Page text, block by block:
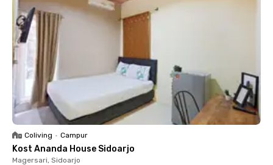
Coliving • Campur
Kost Ananda House Sidoarjo
Magersari, Sidoarjo